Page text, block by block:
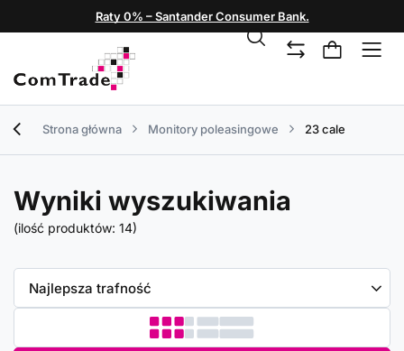
Raty 0% – Santander Consumer Bank.
Strona główna Monitory poleasingowe 23 cale
Wyniki wyszukiwania
(ilość produktów: 14)
Zmień sortowanie
Najlepsza trafność